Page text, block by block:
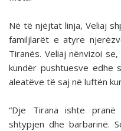
Në të njëjtat linja, Veliaj
familjlarët e atyre
Tiranës. Veliaj nënvizoi
kundër pushtuesve edhe
aleatëve të saj në luftën
“Dje Tirana ishte
shtypjen dhe barbarinë.